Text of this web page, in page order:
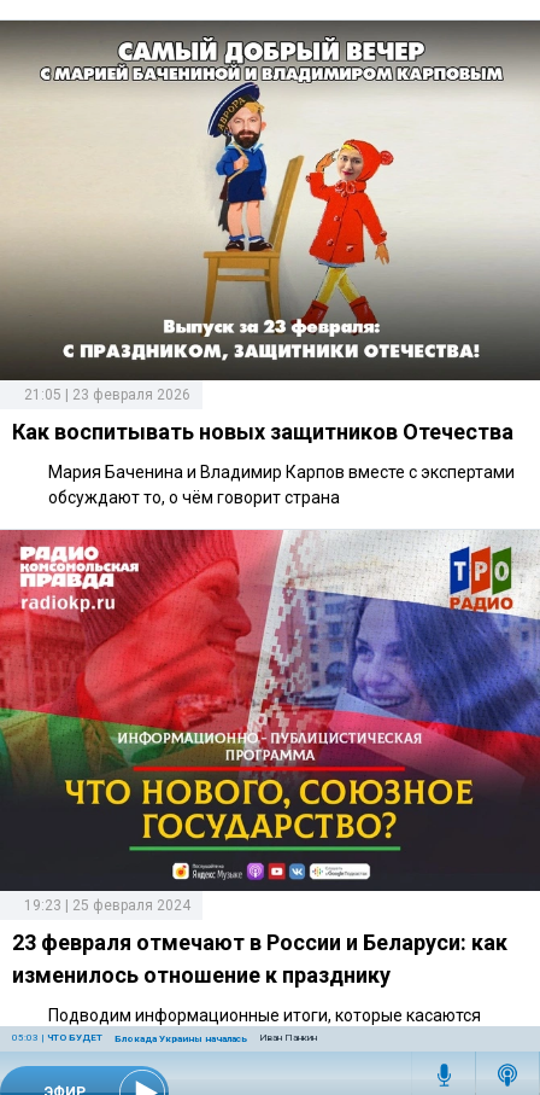
05:03 | ЧТО БУДЕТ Блокада Украины началась Иван Панкин
21:05 | 23 февраля 2026
Как воспитывать новых защитников Отечества
Мария Баченина и Владимир Карпов вместе с экспертами
обсуждают то, о чём говорит страна
19:23 | 25 февраля 2024
23 февраля отмечают в России и Беларуси: как
изменилось отношение к празднику
Подводим информационные итоги, которые касаются
Союзного государства